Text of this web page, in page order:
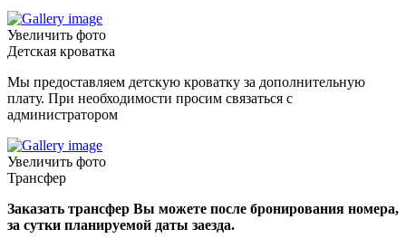
Увеличить фото
Детская кроватка
Мы предоставляем детскую кроватку за дополнительную
плату. При необходимости просим связаться с
администратором
Увеличить фото
Трансфер
Заказать трансфер Вы можете после бронирования номера,
за сутки планируемой даты заезда.